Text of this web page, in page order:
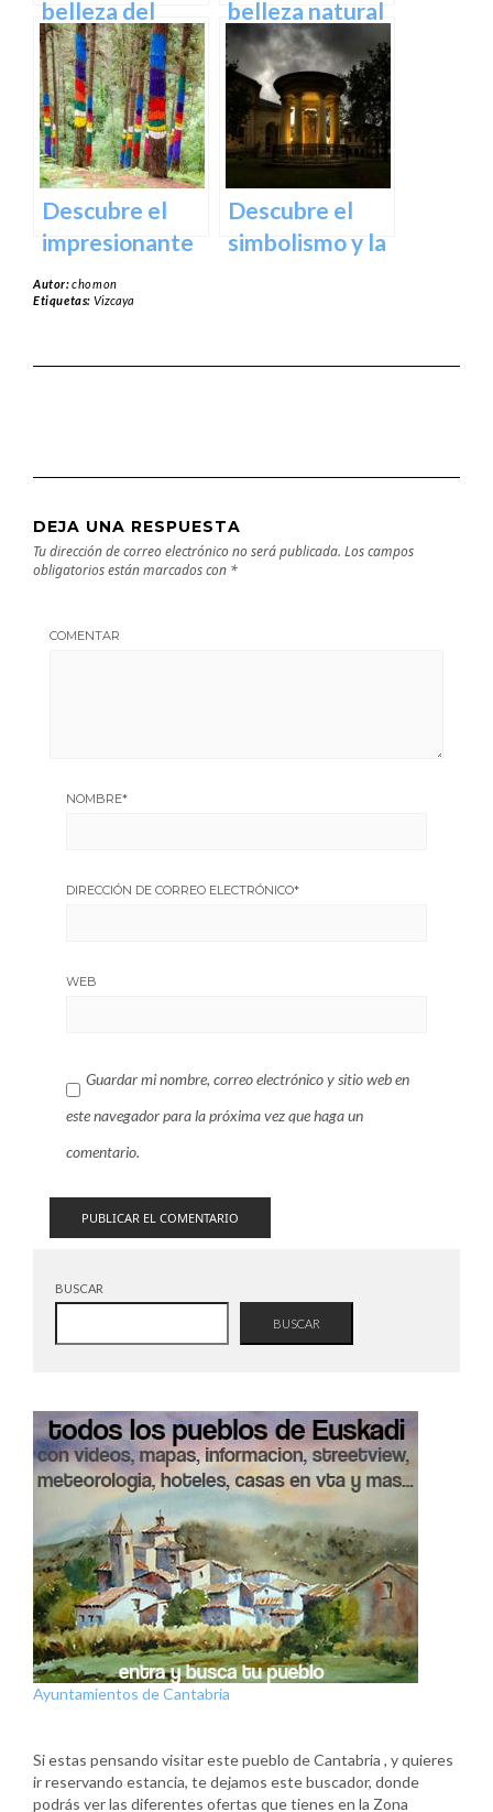
belleza del
Santuario de
Arantzazu en
Guipuzcoa –
Guía turística y
cultural
belleza natural
del Parque
Natural de
Aralar en tu
próxima
escapada
Descubre el
impresionante
arte natural del
Bosque de Oma
Descubre el
simbolismo y la
Vizcaya
Autor:chomon
Etiquetas: Vizcaya
DEJA UNA RESPUESTA
Tu dirección de correo electrónico no será publicada. Los campos
obligatorios están marcados con *
COMENTAR
NOMBRE*
DIRECCIÓN DE CORREO ELECTRÓNICO*
WEB
Guardar mi nombre, correo electrónico y sitio web en
este navegador para la próxima vez que haga un
comentario.
BUSCAR
BUSCAR
Ayuntamientos de Cantabria
Si estas pensando visitar este pueblo de Cantabria , y quieres
ir reservando estancia, te dejamos este buscador, donde
podrás ver las diferentes ofertas que tienes en la Zona